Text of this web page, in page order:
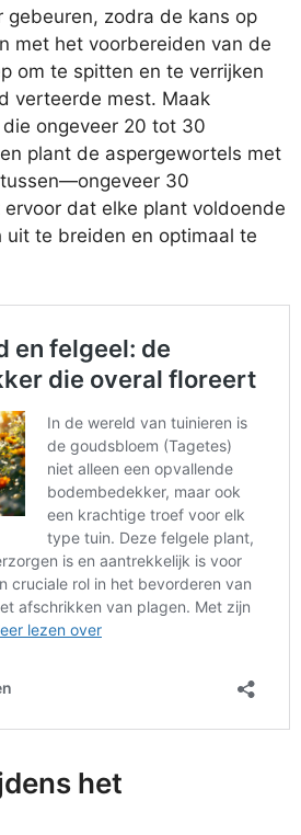
gebeuren, zodra de kans op
met het voorbereiden van de
om te spitten en te verrijken
verteerde mest. Maak
ongeveer 20 tot 30
plant de aspergewortels met
30
dat elke plant voldoende
uit te breiden en optimaal te
het